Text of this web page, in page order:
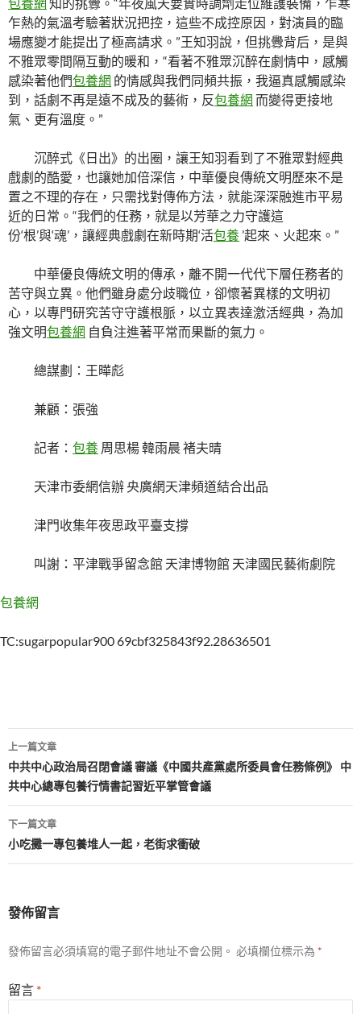
乍熱的氣溫考驗著狀況把控，這些不成控原因，對演員的臨
場應變才能提出了極高請求。”王知羽說，但挑釁背后，是與
不雅眾零間隔互動的暖和，“看著不雅眾沉醉在劇情中，感觸
感染著他們包養網 的情感與我們同頻共振，我逼真感觸感染
到，話劇不再是遠不成及的藝術，反包養網 而變得更接地
氣、更有溫度。”
沉醉式《日出》的出圈，讓王知羽看到了不雅眾對經典
戲劇的酷愛，也讓她加倍深信，中華優良傳統文明歷來不是
置之不理的存在，只需找對傳佈方法，就能深深融進市平易
近的日常。“我們的任務，就是以芳華之力守護這
份‘根’與‘魂’，讓經典戲劇在新時期‘活包養’起來、火起來。”
中華優良傳統文明的傳承，離不開一代代下層任務者的
苦守與立異。他們雖身處分歧職位，卻懷著異樣的文明初
心，以專門研究苦守守護根脈，以立異表達激活經典，為加
強文明包養網 自負注進著平常而果斷的氣力。
總謀劃：王曄彪
兼顧：張強
記者： 包養 周思楊 韓雨晨 褚夫晴
天津市委網信辦 央廣網天津頻道結合出品
津門收集年夜思政平臺支撐
叫謝：平津戰爭留念館 天津博物館 天津國民藝術劇院
包養網
TC:sugarpopular900 69cbf325843f92.28636501
文
章
導
覽
上一篇文章
中共中心政治局召閉會議 審議《中國共產黨處所委員會任務條例》 中
共中心總專包養行情書記習近平掌管會議
下一篇文章
小吃攤一專包養堆人一起，老街求衝破
發佈留言
發佈留言必須填寫的電子郵件地址不會公開。 必填欄位標示為 *
留言 *